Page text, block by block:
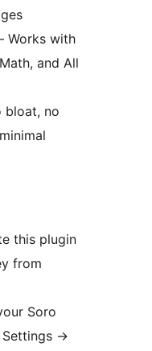
Works with
and All
bloat, no
this plugin
from
Soro
→